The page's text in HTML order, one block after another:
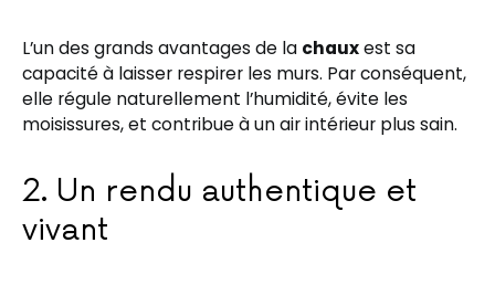
L’un des grands avantages de la chauxest sa
capacité à laisser respirer les murs. Par conséquent,
elle régule naturellement l’humidité, évite les
moisissures, et contribue à un air intérieur plus sain.
2. Un rendu authentique et
vivant